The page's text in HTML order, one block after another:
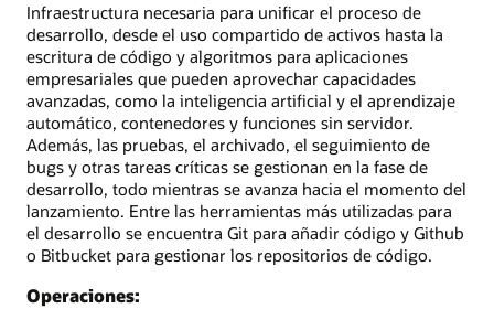
Infraestructura necesaria para unificar el proceso de
desarrollo, desde el uso compartido de activos hasta la
escritura de código y algoritmos para aplicaciones
empresariales que pueden aprovechar capacidades
avanzadas, como la inteligencia artificial y el aprendizaje
automático, contenedores y funciones sin servidor.
Además, las pruebas, el archivado, el seguimiento de
bugs y otras tareas críticas se gestionan en la fase de
desarrollo, todo mientras se avanza hacia el momento del
lanzamiento. Entre las herramientas más utilizadas para
el desarrollo se encuentra Git para añadir código y Github
o Bitbucket para gestionar los repositorios de código.
Operaciones: